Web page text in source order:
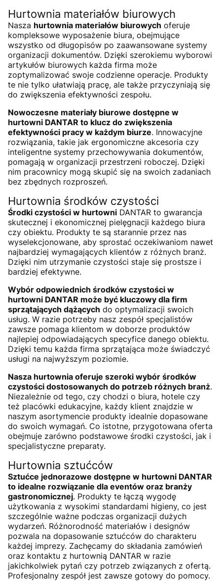
Hurtownia materiałów biurowych
Nasza hurtownia materiałów biurowych oferuje
kompleksowe wyposażenie biura, obejmujące
wszystko od długopisów po zaawansowane systemy
organizacji dokumentów. Dzięki szerokiemu wyborowi
artykułów biurowych każda firma może
zoptymalizować swoje codzienne operacje. Produkty
te nie tylko ułatwiają pracę, ale także przyczyniają się
do zwiększenia efektywności zespołu.
Nowoczesne materiały biurowe dostępne w
hurtowni DANTAR to klucz do zwiększenia
efektywności pracy w każdym biurze. Innowacyjne
rozwiązania, takie jak ergonomiczne akcesoria czy
inteligentne systemy przechowywania dokumentów,
pomagają w organizacji przestrzeni roboczej. Dzięki
nim pracownicy mogą skupić się na swoich zadaniach
bez zbędnych rozproszeń.
Hurtownia środków czystości
Środki czystości w hurtowni DANTAR to gwarancja
skutecznej i ekonomicznej pielęgnacji każdego biura
czy obiektu. Produkty te są starannie przez nas
wyselekcjonowane, aby sprostać oczekiwaniom nawet
najbardziej wymagających klientów z różnych branż.
Dzięki nim utrzymanie czystości staje się prostsze i
bardziej efektywne.
Wybór odpowiednich środków czystości w
hurtowni DANTAR może być kluczowy dla firm
sprzątających dążących do optymalizacji swoich
usług. W razie potrzeby nasz zespół specjalistów
zawsze pomaga klientom w doborze produktów
najlepiej odpowiadających specyfice danego obiektu.
Dzięki temu każda firma sprzątająca może świadczyć
usługi na najwyższym poziomie.
Nasza hurtownia oferuje szeroki wybór środków
czystości dostosowanych do potrzeb różnych branż.
Niezależnie od tego, czy chodzi o biura, hotele czy
też placówki edukacyjne, każdy klient znajdzie w
naszym asortymencie produkty idealnie dopasowane
do swoich wymagań. Co istotne, przygotowana oferta
obejmuje zarówno podstawowe środki czystości, jak i
specjalistyczne preparaty.
Hurtownia sztućców
Sztućce jednorazowe dostępne w hurtowni DANTAR
to idealne rozwiązanie dla eventów oraz branży
gastronomicznej. Produkty te łączą wygodę
użytkowania z wysokimi standardami higieny, co jest
szczególnie ważne podczas organizacji dużych
wydarzeń. Różnorodność materiałów i designów
pozwala na dopasowanie sztućców do charakteru
każdej imprezy. Zachęcamy do składania zamówień
oraz kontaktu z hurtownią DANTAR w razie
jakichkolwiek pytań czy potrzeb związanych z ofertą.
Profesjonalny zespół jest zawsze gotowy do pomocy.